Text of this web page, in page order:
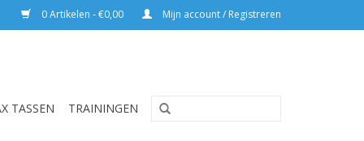
0 Artikelen - €0,00 Mijn account / Registreren
TASSEN TRAININGEN